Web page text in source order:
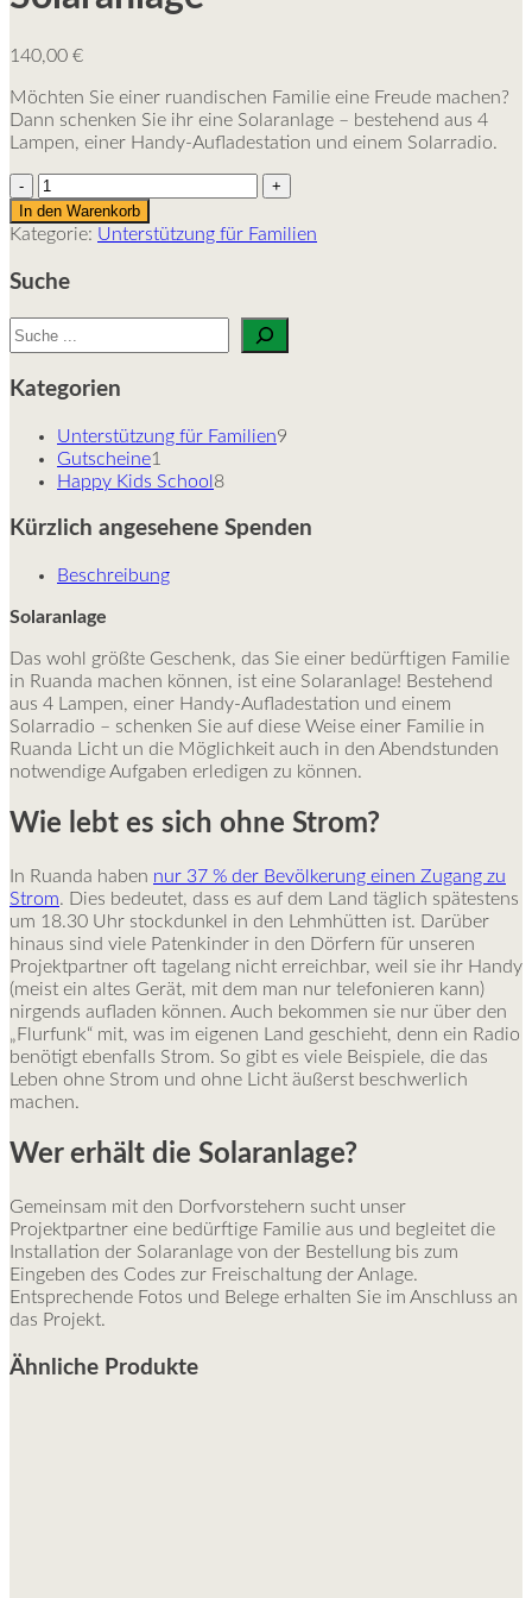
140,00 €
Möchten Sie einer ruandischen Familie eine Freude machen?
Dann schenken Sie ihr eine Solaranlage – bestehend aus 4
Lampen, einer Handy-Aufladestation und einem Solarradio.
Solaranlage
Menge
In den Warenkorb
Kategorie: Unterstützung für Familien
Suche
Suchen
Kategorien
Unterstützung für Familien9
Gutscheine1
Produkt
Happy Kids School 88
Kürzlich angesehene Spenden
Beschreibung
Solaranlage
Das wohl größte Geschenk, das Sie einer bedürftigen Familie
in Ruanda machen können, ist eine Solaranlage! Bestehend
aus 4 Lampen, einer Handy-Aufladestation und einem
Solarradio – schenken Sie auf diese Weise einer Familie in
Ruanda Licht un die Möglichkeit auch in den Abendstunden
notwendige Aufgaben erledigen zu können.
Wie lebt es sich ohne Strom?
In Ruanda haben nur 37 % der Bevölkerung einen Zugang zu
Strom. Dies bedeutet, dass es auf dem Land täglich spätestens
um 18.30 Uhr stockdunkel in den Lehmhütten ist. Darüber
hinaus sind viele Patenkinder in den Dörfern für unseren
Projektpartner oft tagelang nicht erreichbar, weil sie ihr Handy
(meist ein altes Gerät, mit dem man nur telefonieren kann)
nirgends aufladen können. Auch bekommen sie nur über den
„Flurfunk“ mit, was im eigenen Land geschieht, denn ein Radio
benötigt ebenfalls Strom. So gibt es viele Beispiele, die das
Leben ohne Strom und ohne Licht äußerst beschwerlich
machen.
Wer erhält die Solaranlage?
Gemeinsam mit den Dorfvorstehern sucht unser
Projektpartner eine bedürftige Familie aus und begleitet die
Installation der Solaranlage von der Bestellung bis zum
Eingeben des Codes zur Freischaltung der Anlage.
Entsprechende Fotos und Belege erhalten Sie im Anschluss an
das Projekt.
Ähnliche Produkte